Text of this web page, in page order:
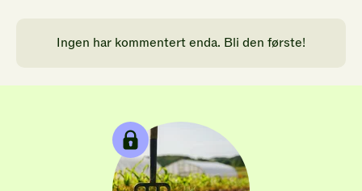
Ingen har kommentert enda. Bli den første!